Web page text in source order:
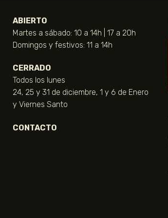
ABIERTO
Martes a sábado: 10 a 14h | 17 a 20h
Domingos y festivos: 11 a 14h
CERRADO
Todos los lunes
24, 25 y 31 de diciembre, 1 y 6 de Enero
y Viernes Santo
CONTACTO